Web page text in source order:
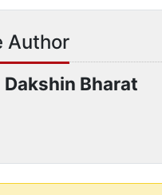
Author
Dakshin Bharat